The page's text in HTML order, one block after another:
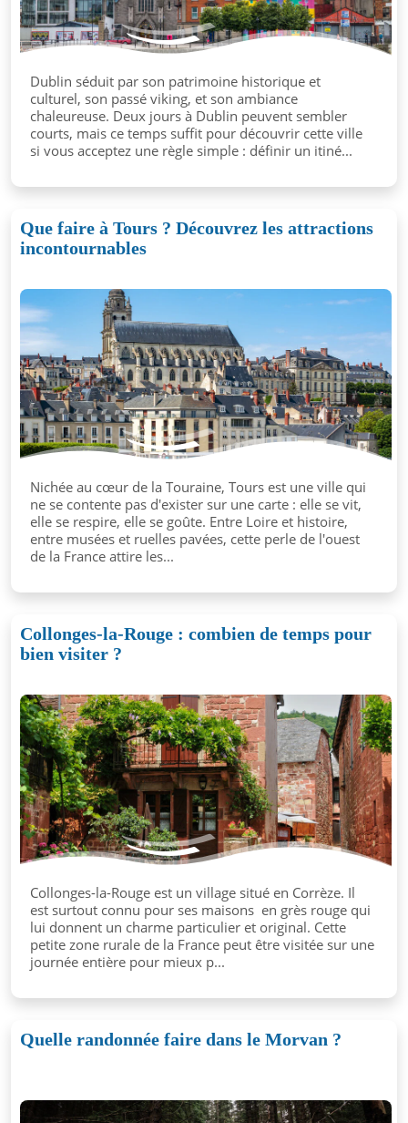
Dublin séduit par son patrimoine historique et
culturel, son passé viking, et son ambiance
chaleureuse. Deux jours à Dublin peuvent sembler
courts, mais ce temps suffit pour découvrir cette ville
si vous acceptez une règle simple : définir un itiné...
Que faire à Tours ? Découvrez les attractions
incontournables
Nichée au cœur de la Touraine, Tours est une ville qui
ne se contente pas d'exister sur une carte : elle se vit,
elle se respire, elle se goûte. Entre Loire et histoire,
entre musées et ruelles pavées, cette perle de l'ouest
de la France attire les...
Collonges-la-Rouge : combien de temps pour
bien visiter ?
Collonges-la-Rouge est un village situé en Corrèze. Il
est surtout connu pour ses maisons en grès rouge qui
lui donnent un charme particulier et original. Cette
petite zone rurale de la France peut être visitée sur une
journée entière pour mieux p...
Quelle randonnée faire dans le Morvan ?